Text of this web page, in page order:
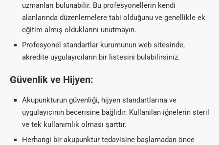
uzmanları bulunabilir. Bu profesyonellerin kendi
alanlarında düzenlemelere tabi olduğunu ve genellikle ek
eğitim almış olduklarını unutmayın.
Profesyonel standartlar kurumunun web sitesinde,
akredite uygulayıcıların bir listesini bulabilirsiniz.
Güvenlik ve Hijyen:
Akupunkturun güvenliği, hijyen standartlarına ve
uygulayıcının becerisine bağlıdır. Kullanılan iğnelerin steril
ve tek kullanımlık olması şarttır.
Herhangi bir akupunktur tedavisine başlamadan önce